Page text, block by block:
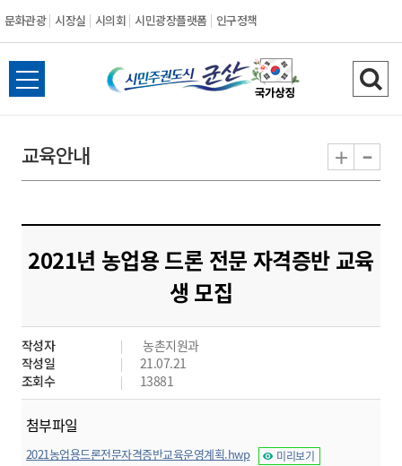
문화관광 시장실 시의회 시민광장플랫폼 인구정책
시
민
도
시
군
산
전
체
뉴
열
검
색
기
교육안내 + -
2021년 농업용 드론 전문 자격증반 교육
생 모집
작성자
농촌지원과
작성일
21.07.21
조회수
13881
첨부파일
2021농업용드론전문자격증반교육운영계획.hwp 미리보기